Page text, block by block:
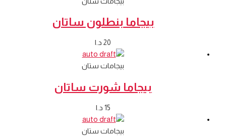
بيجاما بنطلون ساتان
20 د.ا
بيجامات ستان
بيجاما شورت ساتان
15 د.ا
بيجامات ستان